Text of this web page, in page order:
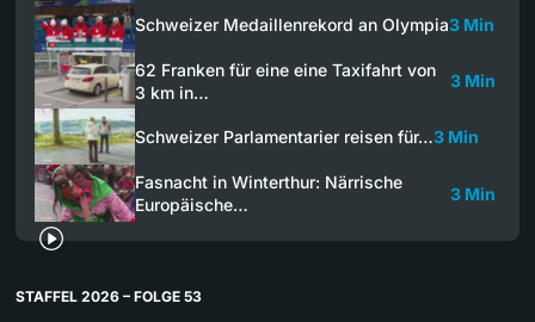
Schweizer Medaillenrekord an Olympia3 Min
62 Franken für eine eine Taxifahrt von
3 km in…
3 Min
Schweizer Parlamentarier reisen für…3 Min
Fasnacht in Winterthur: Närrische
Europäische…
3 Min
STAFFEL 2026 – FOLGE 53